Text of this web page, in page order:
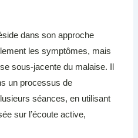
dans son approche
les symptômes, mais
sous-jacente du malaise. Il
un processus de
séances, en utilisant
sur l’écoute active,